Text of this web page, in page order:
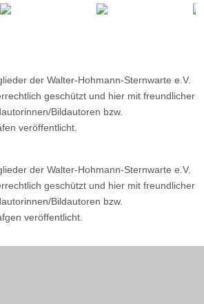
der Walter-Hohmann-Sternwarte e.V.
geschützt und hier mit freundlicher
Bildautoren bzw.
veröffentlicht.
der Walter-Hohmann-Sternwarte e.V.
geschützt und hier mit freundlicher
Bildautoren bzw.
veröffentlicht.